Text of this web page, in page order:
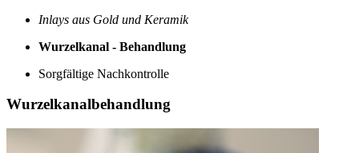
Inlays aus Gold und Keramik
Wurzelkanal - Behandlung
Sorgfältige Nachkontrolle
Wurzelkanalbehandlung